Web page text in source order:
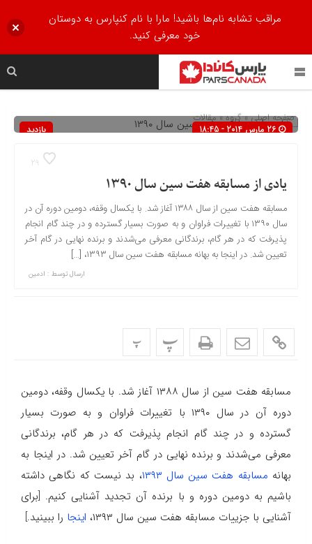
صفحه اصلی» گروه »مقالات
26 مارس 2014 - 18:45
بازدید
29
یادی از مسابقه هفت سین سال ۱۳۹۰
مسابقه هفت سین از سال ۱۳۸۸ آغاز شد. با یکسال وقفه، دومین دوره آن در
سال ۱۳۹۰ با تغییرات فراوان و به صورت بسیار گسترده و در چند گام انجام
پذیرفت که در هر گام، برندگانی معرفی می‌شدند و برنده نهایی در گام آخر
تعیین شد. در اینجا به بهانه مسابقه هفت سین سال ۱۳۹۳، […]
ارسال توسط : ادمین
پ پ
مسابقه هفت سین از سال ۱۳۸۸ آغاز شد. با یکسال وقفه، دومین
دوره آن در سال ۱۳۹۰ با تغییرات فراوان و به صورت بسیار
گسترده و در چند گام انجام پذیرفت که در هر گام، برندگانی
معرفی می‌شدند و برنده نهایی در گام آخر تعیین شد. در اینجا به
بهانه مسابقه هفت سین سال ۱۳۹۳
، بد نیست که نگاهی داشته
باشیم به دومین دوره و با برنده آن تجدید آشنایی کنیم. [برای
آشنایی با جزییات مسابقه هفت سین سال ۱۳۹۳،
اینجا را ببینید.]
مراقب تشابه نام‌ها باشید! مارا با نام کنپارس به دوستان
خود معرفی کنید.